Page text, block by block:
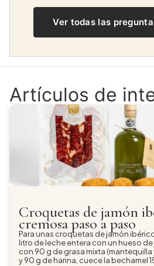
necesitas máxima
que se conservan más
empezadas.
horas (España y Portugal),
específico para producto
online. Envío gratuito a
está en su punto óptimo, lo
Ver todas las
Artículos de
Croquetas de jamón
cremosa paso a paso
Para unas croquetas de jamón
litro de leche entera con un hueso
con 90 g de grasa mixta (mantequilla
y 90 g de harina, cuece la bechamel